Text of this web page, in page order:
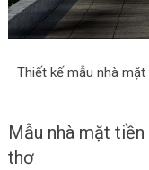
Thiết kế mẫu nhà
Mẫu nhà mặt
thơ